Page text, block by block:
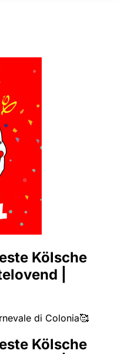
Kölsche
|
di Colonia🥰
Kölsche